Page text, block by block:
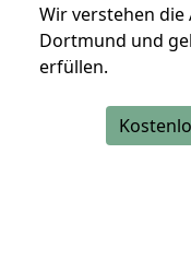
Wir verstehen
Dortmund und
erfüllen.